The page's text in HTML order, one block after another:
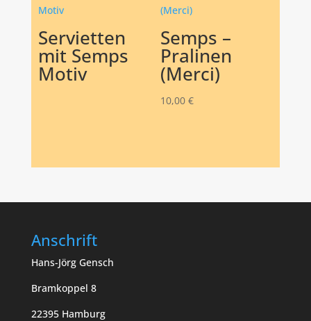
Servietten
mit Semps
Motiv
Semps –
Pralinen
(Merci)
10,00 €
Anschrift
Hans-Jörg Gensch
Bramkoppel 8
22395 Hamburg